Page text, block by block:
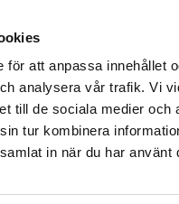
för att anpassa innehållet
analysera vår trafik. Vi
till de sociala medier
tur kombinera
in när du har använt